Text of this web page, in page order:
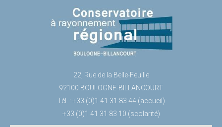
22, Rue de la Belle-Feuille
92100 BOULOGNE-BILLANCOURT
Tél. : +33 (0)1 41 31 83 44 (accueil)
+33 (0)1 41 31 83 10 (scolarité)